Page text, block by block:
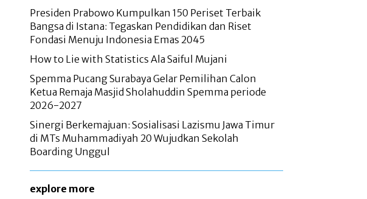
Presiden Prabowo Kumpulkan 150 Periset Terbaik
Bangsa di Istana: Tegaskan Pendidikan dan Riset
Fondasi Menuju Indonesia Emas 2045
How to Lie with Statistics Ala Saiful Mujani
Spemma Pucang Surabaya Gelar Pemilihan Calon
Ketua Remaja Masjid Sholahuddin Spemma periode
2026-2027
Sinergi Berkemajuan: Sosialisasi Lazismu Jawa Timur
di MTs Muhammadiyah 20 Wujudkan Sekolah
Boarding Unggul
explore more